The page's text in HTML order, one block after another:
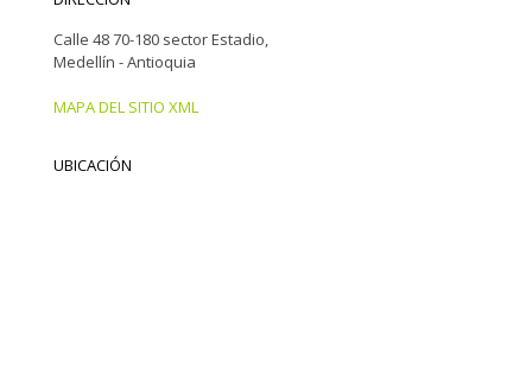
Calle 48 70-180 sector Estadio,
Medellín - Antioquia
MAPA DEL SITIO XML
UBICACIÓN